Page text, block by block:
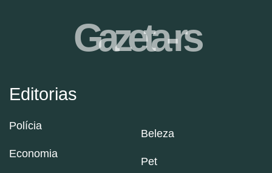
Editorias
Polícia
Economia
Beleza
Pet
Gazeta-rs